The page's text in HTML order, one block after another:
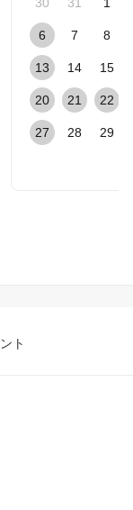
6 7 8
13 14 15
20 21 22
27 28 29
ト